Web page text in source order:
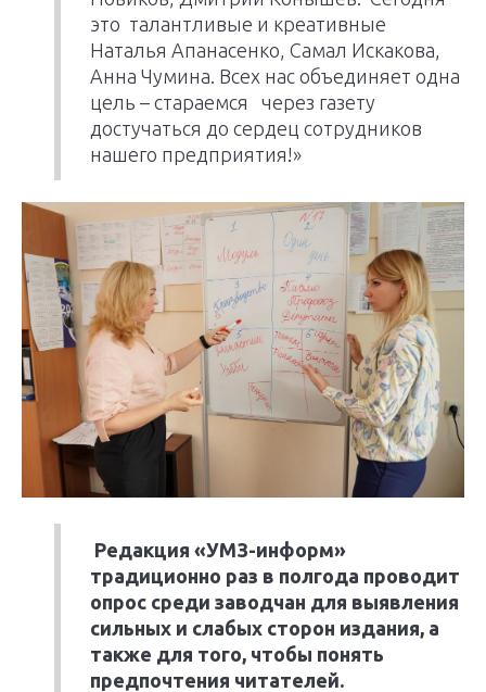
это талантливые и креативные
Наталья Апанасенко, Самал Искакова,
Анна Чумина. Всех нас объединяет одна
цель – стараемся через газету
достучаться до сердец сотрудников
нашего предприятия!»
Редакция «УМЗ-информ»
традиционно раз в полгода проводит
опрос среди заводчан для выявления
сильных и слабых сторон издания, а
также для того, чтобы понять
предпочтения читателей.